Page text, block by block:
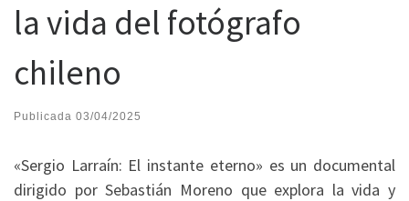
la vida del fotógrafo
chileno
Publicada 03/04/2025
«Sergio Larraín: El instante eterno» es un documental
dirigido por Sebastián Moreno que explora la vida y